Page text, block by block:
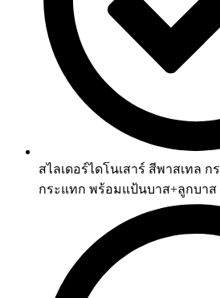
สไลเดอร์ไดโนเสาร์ สีพาสเทล
กระแทก พร้อมแป้นบาส+ลูกบาส